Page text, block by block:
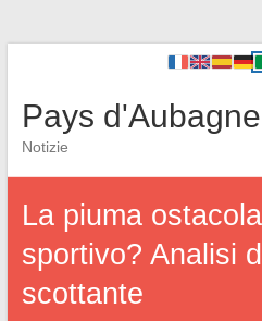
Pays d'Aubagne
Notizie
La piuma
sportivo? Analisi
scottante